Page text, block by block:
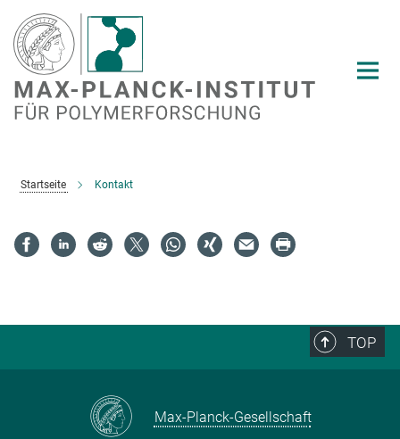
Hauptinhalt
Startseite Kontakt
TOP
Max-Planck-Gesellschaft